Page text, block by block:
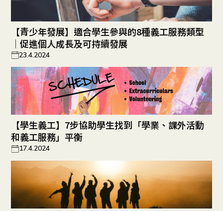
【青少年發展】適合學生參與的8種義工服務類型
｜促進個人成長及可持續發展
23.4.2024
【學生義工】7步協助學生找到「學業、課外活動
和義工服務」平衡
17.4.2024